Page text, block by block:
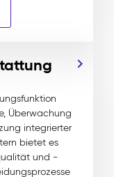
Überwachung
integrierter
bietet es
und -